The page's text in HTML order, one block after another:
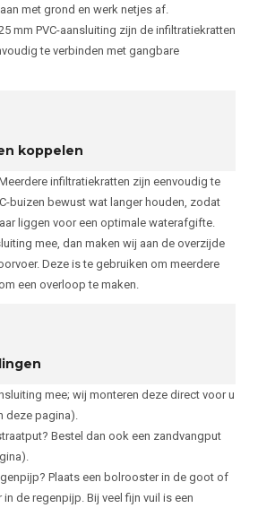
met grond en werk netjes af.
mm PVC-aansluiting zijn de infiltratiekratten
te verbinden met gangbare
koppelen
infiltratiekratten zijn eenvoudig te
buizen bewust wat langer houden, zodat
liggen voor een optimale waterafgifte.
mee, dan maken wij aan de overzijde
Deze is te gebruiken om meerdere
een overloop te maken.
mee; wij monteren deze direct voor u
deze pagina).
Bestel dan ook een zandvangput
Plaats een bolrooster in de goot of
de regenpijp. Bij veel fijn vuil is een